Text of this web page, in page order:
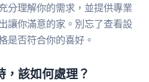
分理解你的需求，並提供專業
讓你滿意的家。別忘了查看設
是否符合你的喜好。
該如何處理？